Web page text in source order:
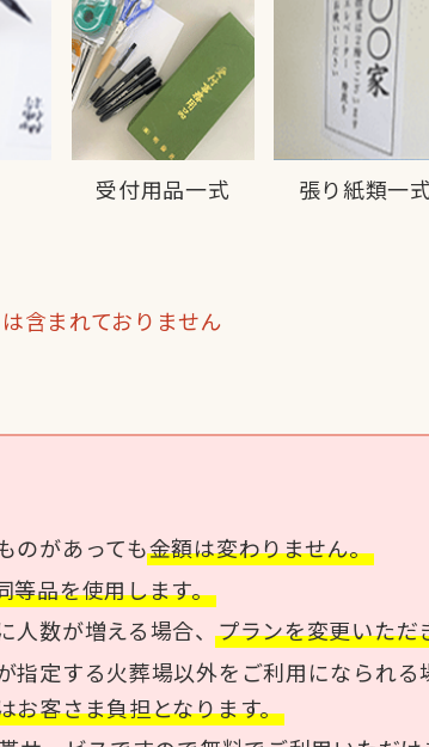
受付用品一式 張り紙類一
含まれておりません
のがあっても金額は変わりません。
等品を使用します。
人数が増える場合、プランを変更いただ
定する火葬場以外をご利用になられる
お客さま負担となります。